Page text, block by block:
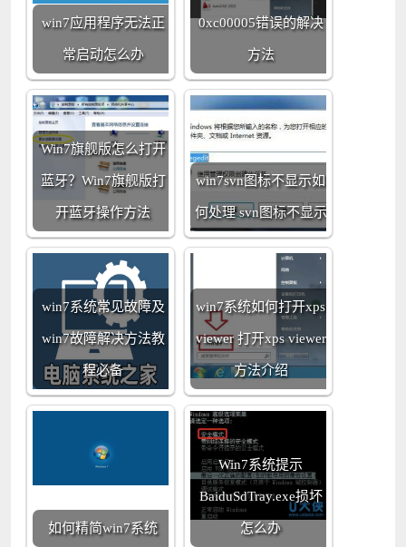
win7应用程序无法正
常启动怎么办
0xc00005错误的解决
方法
Win7旗舰版怎么打开
蓝牙？Win7旗舰版打
开蓝牙操作方法
win7svn图标不显示如
何处理 svn图标不显示
win7系统常见故障及
win7故障解决方法教
程必备
win7系统如何打开xps
viewer 打开xps viewer
方法介绍
如何精简win7系统
Win7系统提示
BaiduSdTray.exe损坏
怎么办